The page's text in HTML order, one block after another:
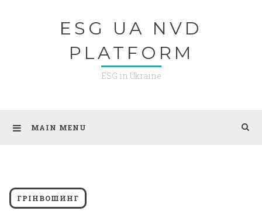
ESG UA NVD
PLATFORM
ESG in Ukraine
MAIN MENU
ГРІНВОШИНГ